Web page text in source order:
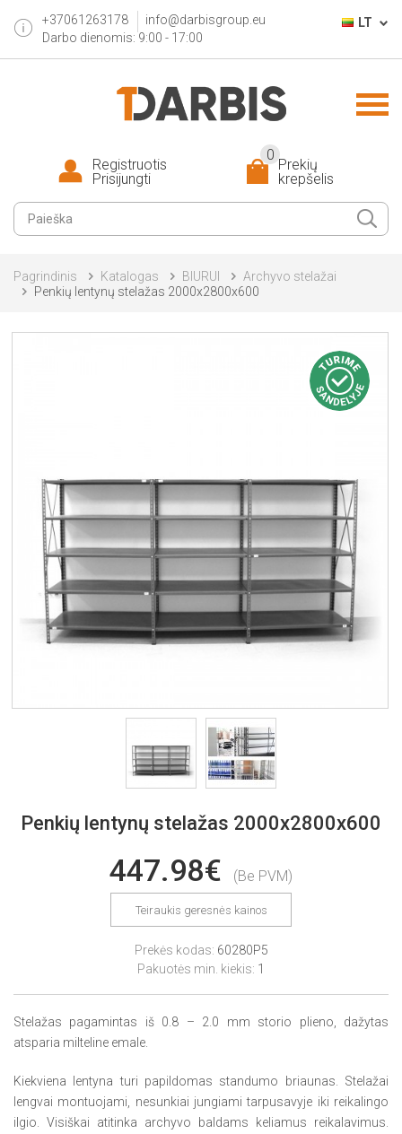
+37061263178
info@darbisgroup.eu
Darbo dienomis: 9:00 - 17:00
LT
Prekių
krepšelis
0
Registruotis
Prisijungti
Pagrindinis Katalogas BIURUI
Archyvo stelažai
Penkių lentynų stelažas 2000x2800x600
Penkių lentynų stelažas 2000x2800x600
447.98€ (Be PVM)
Teiraukis geresnės kainos
Prekės kodas: 60280P5
Pakuotės min. kiekis: 1
Stelažas pagamintas iš 0.8 – 2.0 mm storio plieno, dažytas
atsparia milteline emale.
Kiekviena lentyna turi papildomas standumo briaunas. Stelažai
lengvai montuojami, nesunkiai jungiami tarpusavyje iki reikalingo
ilgio. Visiškai atitinka archyvo baldams keliamus reikalavimus.